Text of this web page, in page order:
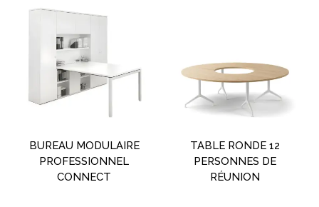
BUREAU MODULAIRE
PROFESSIONNEL
CONNECT
TABLE RONDE 12
PERSONNES DE
RÉUNION